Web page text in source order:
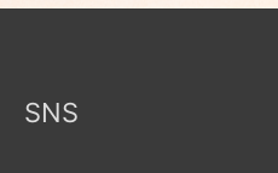
SNS